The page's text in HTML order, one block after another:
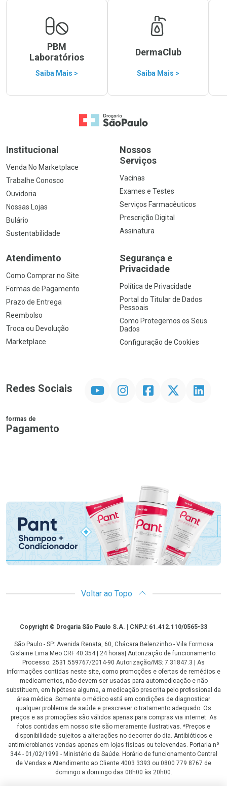
PBM
Laboratórios
Saiba Mais >
DermaClub
Saiba Mais >
Ir para a Home
Institucional
Venda No Marketplace
Trabalhe Conosco
Ouvidoria
Nossas Lojas
Bulário
Sustentabilidade
Nossos
Serviços
Vacinas
Exames e Testes
Serviços Farmacêuticos
Prescrição Digital
Assinatura
Atendimento
Como Comprar no Site
Formas de Pagamento
Prazo de Entrega
Reembolso
Troca ou Devolução
Marketplace
Segurança e
Privacidade
Política de Privacidade
Portal do Titular de Dados
Pessoais
Como Protegemos os Seus
Dados
Configuração de Cookies
Redes Sociais InstagramFacebook Linkedin
formas de
Pagamento
Promoção em Destaque
Voltar ao Topo
CopyrightCopyright © Drogaria São Paulo S.A. | CNPJ: 61.412.110/0565-33
São Paulo - SP: Avenida Renata, 60, Chácara Belenzinho - Vila Formosa
Gislaine Lima Meo CRF 40.354 | 24 horas| Autorização de funcionamento:
Processo: 2531.559767/2014-90 Autorização/MS: 7.31847.3 | As
informações contidas neste site, como promoções e ofertas de remédios e
medicamentos, não devem ser usadas para automedicação e não
substituem, em hipótese alguma, a medicação prescrita pelo profissional da
área médica. Somente o médico está em condições de diagnosticar
qualquer problema de saúde e prescrever o tratamento adequado. Os
preços e as promoções são válidos apenas para compras via internet. As
fotos contidas em nosso site são meramente ilustrativas. *Preços e
disponibilidade sujeitos a alterações no decorrer do dia. Antibióticos e
antimicrobianos vendas apenas em lojas físicas ou televendas. Portaria nº
344 - 01/02/1999 - Ministério da Saúde. Horário de funcionamento Central
de Vendas e Atendimento ao Cliente 4003 3393 ou 0800 779 8767 de
domingo a domingo das 08h00 às 20h00.